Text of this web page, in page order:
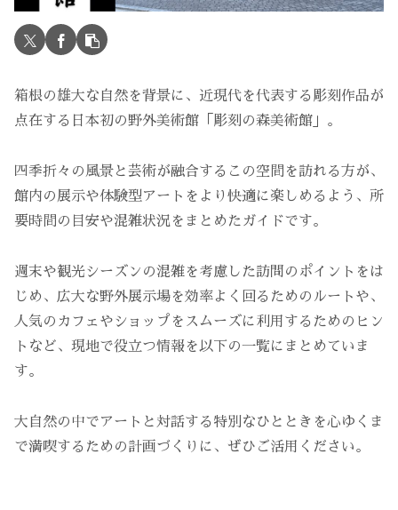
箱根の雄大な自然を背景に、近現代を代表する彫刻作品が
点在する日本初の野外美術館「彫刻の森美術館」。
四季折々の風景と芸術が融合するこの空間を訪れる方が、
館内の展示や体験型アートをより快適に楽しめるよう、所
要時間の目安や混雑状況をまとめたガイドです。
週末や観光シーズンの混雑を考慮した訪問のポイントをは
じめ、広大な野外展示場を効率よく回るためのルートや、
人気のカフェやショップをスムーズに利用するためのヒン
トなど、現地で役立つ情報を以下の一覧にまとめていま
す。
大自然の中でアートと対話する特別なひとときを心ゆくま
で満喫するための計画づくりに、ぜひご活用ください。